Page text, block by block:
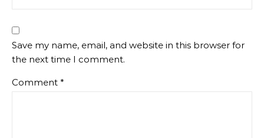
Save my name, email, and website in this browser for
the next time I comment.
Comment *